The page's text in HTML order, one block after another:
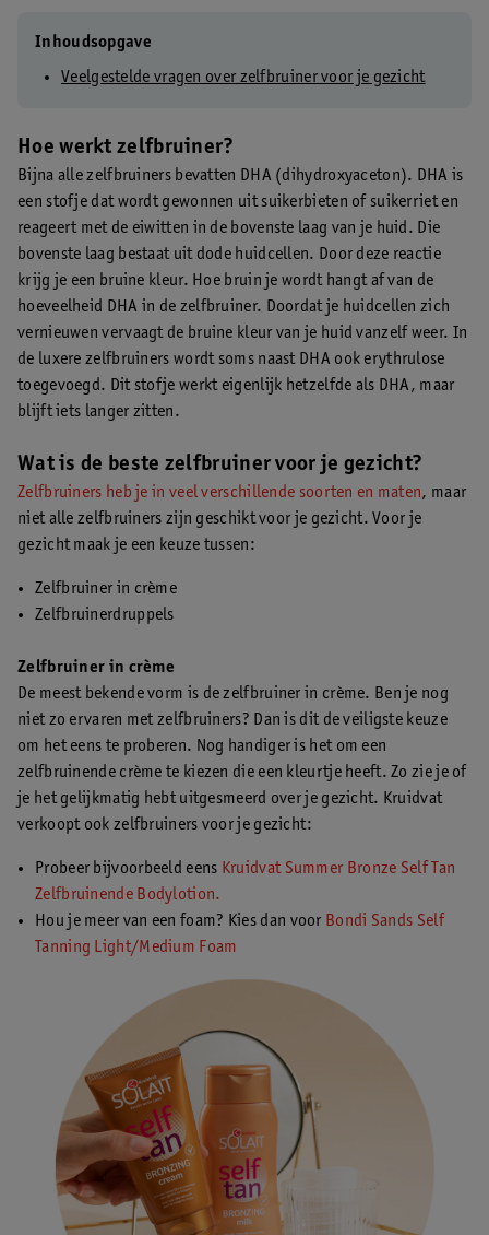
Inhoudsopgave
Veelgestelde vragen over zelfbruiner voor je gezicht
Hoe werkt zelfbruiner?
Bijna alle zelfbruiners bevatten DHA (dihydroxyaceton). DHA is
een stofje dat wordt gewonnen uit suikerbieten of suikerriet en
reageert met de eiwitten in de bovenste laag van je huid. Die
bovenste laag bestaat uit dode huidcellen. Door deze reactie
krijg je een bruine kleur. Hoe bruin je wordt hangt af van de
hoeveelheid DHA in de zelfbruiner. Doordat je huidcellen zich
vernieuwen vervaagt de bruine kleur van je huid vanzelf weer. In
de luxere zelfbruiners wordt soms naast DHA ook erythrulose
toegevoegd. Dit stofje werkt eigenlijk hetzelfde als DHA, maar
blijft iets langer zitten.
Wat is de beste zelfbruiner voor je gezicht?
Zelfbruiners heb je in veel verschillende soorten en maten, maar
niet alle zelfbruiners zijn geschikt voor je gezicht. Voor je
gezicht maak je een keuze tussen:
Zelfbruiner in crème
Zelfbruinerdruppels
Zelfbruiner in crème
De meest bekende vorm is de zelfbruiner in crème. Ben je nog
niet zo ervaren met zelfbruiners? Dan is dit de veiligste keuze
om het eens te proberen. Nog handiger is het om een
zelfbruinende crème te kiezen die een kleurtje heeft. Zo zie je of
je het gelijkmatig hebt uitgesmeerd over je gezicht. Kruidvat
verkoopt ook zelfbruiners voor je gezicht:
Probeer bijvoorbeeld eens Kruidvat Summer Bronze Self Tan
Zelfbruinende Bodylotion.
Hou je meer van een foam? Kies dan voor Bondi Sands Self
Tanning Light/Medium Foam